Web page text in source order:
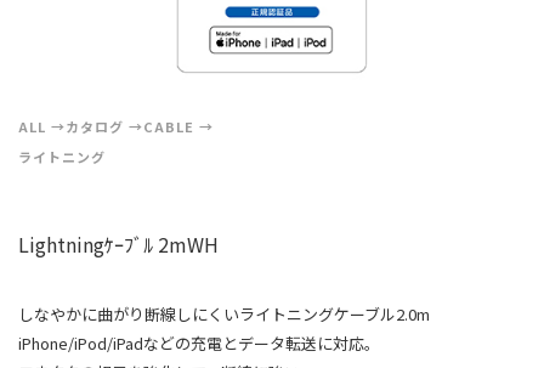
ALL カタログ
CABLE
ライトニング
Lightningｹｰﾌﾞﾙ 2mWH
しなやかに曲がり断線しにくいライトニングケーブル2.0m
iPhone/iPod/iPadなどの充電とデータ転送に対応。